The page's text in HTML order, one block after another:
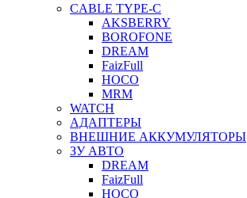
CABLE TYPE-C
AKSBERRY
BOROFONE
DREAM
FaizFull
HOCO
MRM
WATCH
АДАПТЕРЫ
ВНЕШНИЕ АККУМУЛЯТОРЫ
ЗУ АВТО
DREAM
FaizFull
HOCO